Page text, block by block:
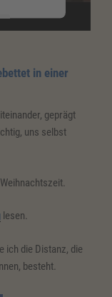
in einer
geprägt
uns selbst
lesen.
ich die Distanz, die
besteht.